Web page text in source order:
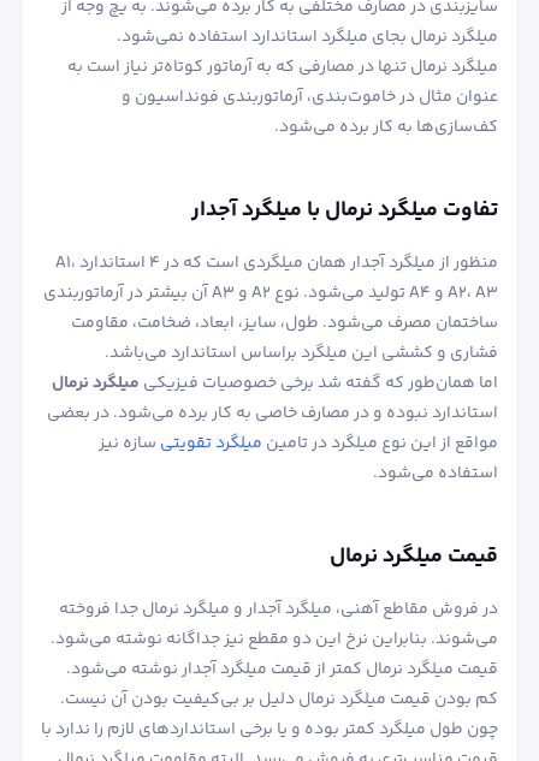
سایزبندی در مصارف مختلفی به کار برده می‌شوند. به یچ وجه از
میلگرد نرمال بجای میلگرد استاندارد استفاده نمی‌شود.
میلگرد نرمال تنها در مصارفی که به آرماتور کوتاه‌تر نیاز است به
عنوان مثال در خاموت‌بندی، آرماتوربندی فونداسیون و
کف‌سازی‌ها به کار برده می‌شود.
تفاوت میلگرد نرمال با میلگرد آجدار
منظور از میلگرد آجدار همان میلگردی است که در 4 استاندارد A1،
A2، A3 و A4 تولید می‌شود. نوع A2 و A3 آن بیشتر در آرماتوربندی
ساختمان مصرف می‌شود. طول، سایز، ابعاد، ضخامت، مقاومت
فشاری و کششی این میلگرد براساس استاندارد می‌باشد.
اما همان‌طور که گفته شد برخی خصوصیات فیزیکی میلگرد نرمال
استاندارد نبوده و در مصارف خاصی به کار برده می‌شود. در بعضی
مواقع از این نوع میلگرد در تامین میلگرد تقویتی سازه نیز
استفاده می‌شود.
قیمت میلگرد نرمال
در فروش مقاطع آهنی، میلگرد آجدار و میلگرد نرمال جدا فروخته
می‌شوند. بنابراین نرخ این دو مقطع نیز جداگانه نوشته می‌شود.
قیمت میلگرد نرمال کمتر از قیمت میلگرد آجدار نوشته می‌شود.
کم بودن قیمت میلگرد نرمال دلیل بر بی‌کیفیت بودن آن نیست.
چون طول میلگرد کمتر بوده و یا برخی استانداردهای لازم را ندارد با